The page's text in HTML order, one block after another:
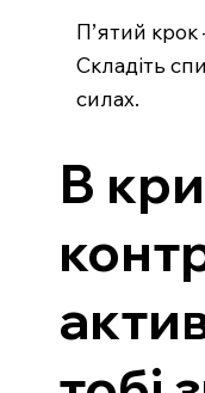
П’ятий
Складіть
силах.
В